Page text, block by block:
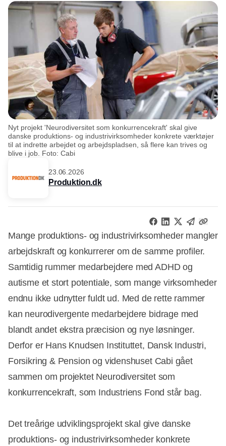
Nyt projekt 'Neurodiversitet som konkurrencekraft' skal give
danske produktions- og industrivirksomheder konkrete værktøjer
til at indrette arbejdet og arbejdspladsen, så flere kan trives og
blive i job. Foto: Cabi
23.06.2026
Produktion.dk
Mange produktions- og industrivirksomheder mangler
arbejdskraft og konkurrerer om de samme profiler.
Samtidig rummer medarbejdere med ADHD og
autisme et stort potentiale, som mange virksomheder
endnu ikke udnytter fuldt ud. Med de rette rammer
kan neurodivergente medarbejdere bidrage med
blandt andet ekstra præcision og nye løsninger.
Derfor er Hans Knudsen Instituttet, Dansk Industri,
Forsikring & Pension og videnshuset Cabi gået
sammen om projektet Neurodiversitet som
konkurrencekraft, som Industriens Fond står bag.
Det treårige udviklingsprojekt skal give danske
produktions- og industrivirksomheder konkrete